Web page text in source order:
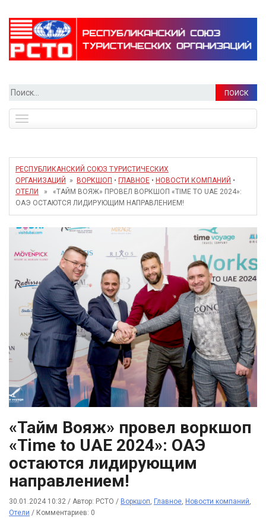
Найти:
navigation
РЕСПУБЛИКАНСКИЙ СОЮЗ ТУРИСТИЧЕСКИХ
ОРГАНИЗАЦИЙ
» ВОРКШОП • ГЛАВНОЕ • НОВОСТИ КОМПАНИЙ •
ОТЕЛИ
» «ТАЙМ ВОЯЖ» ПРОВЕЛ ВОРКШОП «TIME TO UAE 2024»:
ОАЭ ОСТАЮТСЯ ЛИДИРУЮЩИМ НАПРАВЛЕНИЕМ!
«Тайм Вояж» провел воркшоп
«Time to UAE 2024»: ОАЭ
остаются лидирующим
направлением!
30.01.2024 10:32 / Автор: РСТО / Воркшоп, Главное, Новости компаний,
Отели / Комментариев: 0